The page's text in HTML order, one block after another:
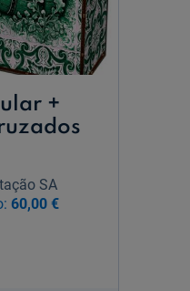
+
SA
60,00 €